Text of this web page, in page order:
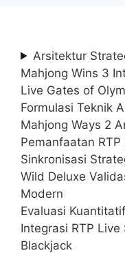
Arsitektur
Mahjong Wins 3
Live Gates of
Formulasi Teknik
Mahjong Ways 2
Pemanfaatan RTP
Sinkronisasi
Wild Deluxe
Modern
Evaluasi
Integrasi RTP
Blackjack